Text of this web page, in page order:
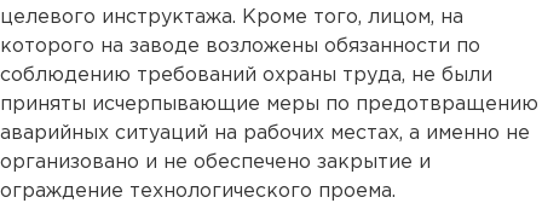
целевого инструктажа. Кроме того, лицом, на
которого на заводе возложены обязанности по
соблюдению требований охраны труда, не были
приняты исчерпывающие меры по предотвращению
аварийных ситуаций на рабочих местах, а именно не
организовано и не обеспечено закрытие и
ограждение технологического проема.